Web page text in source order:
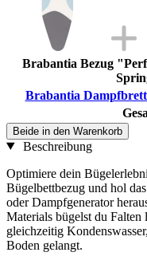
Brabantia Bezug
Brabantia
Beide in den Warenkorb
Beschreibung
Optimiere dein
Bügelbettbezug und hol
oder Dampfgenerator
Materials bügelst du Falten
gleichzeitig
Boden gelangt.